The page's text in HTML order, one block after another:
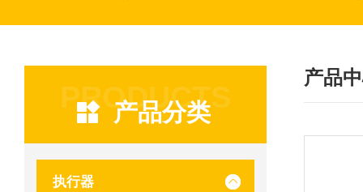
PRODUCTS
产品分类
执行器
产品